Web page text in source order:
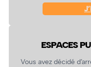
ESPACES
Vous avez décidé